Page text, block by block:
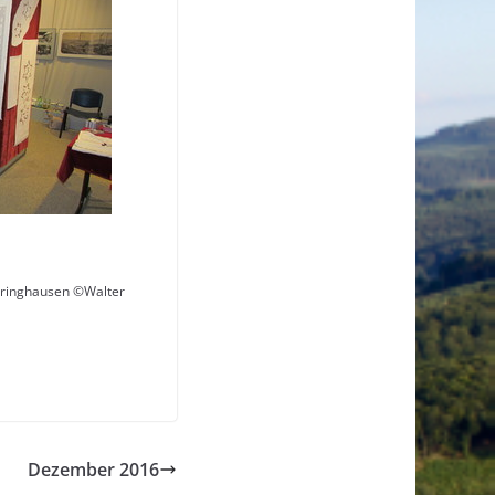
©Walter
Dezember 2016